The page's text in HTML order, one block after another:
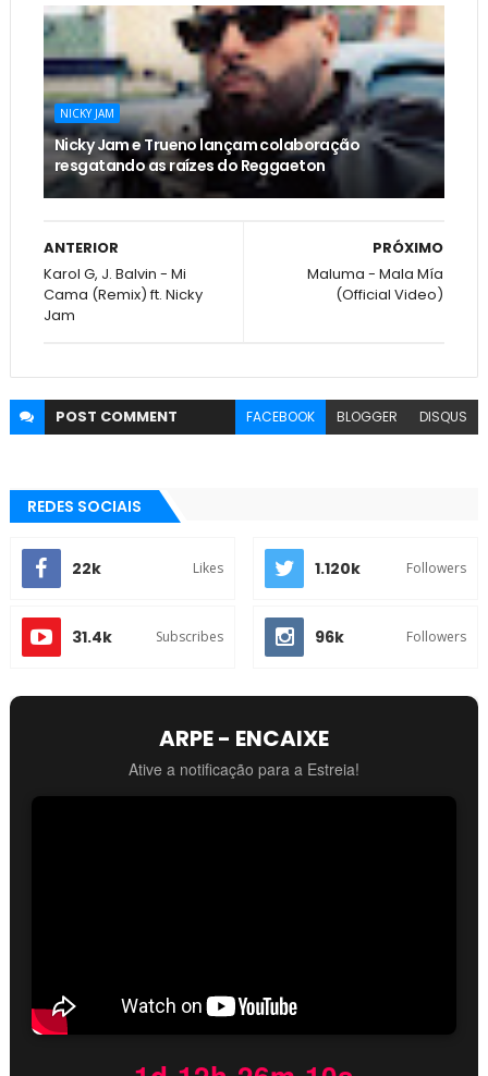
NICKY JAM
Nicky Jam e Trueno lançam colaboração
resgatando as raízes do Reggaeton
PRÓXIMO
Maluma - Mala Mía
(Official Video)
ANTERIOR
Karol G, J. Balvin - Mi
Cama (Remix) ft. Nicky
Jam
POST COMMENT FACEBOOK BLOGGER DISQUS
REDES SOCIAIS
22k Likes 1.120k Followers
31.4k Subscribes 96k Followers
ARPE - ENCAIXE
Ative a notificação para a Estreia!